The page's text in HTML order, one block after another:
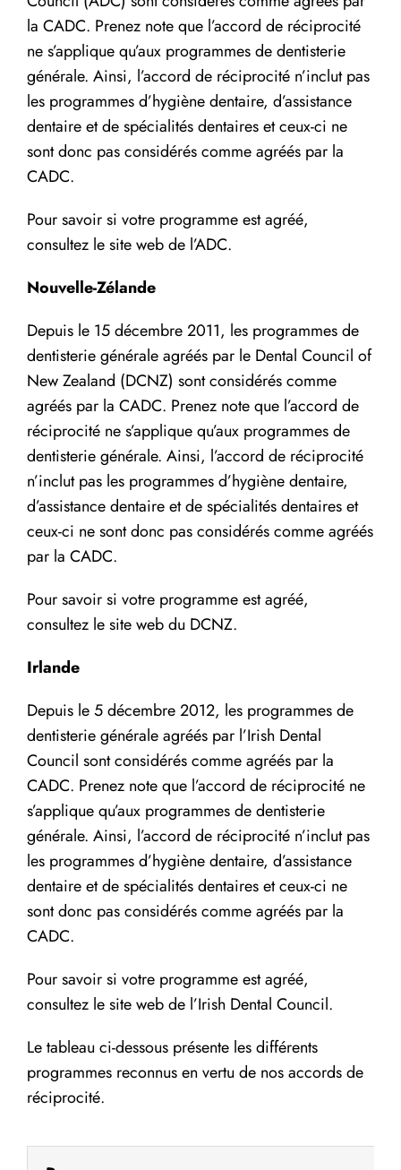
la CADC. Prenez note que l’accord de réciprocité
ne s’applique qu’aux programmes de dentisterie
générale. Ainsi, l’accord de réciprocité n’inclut pas
les programmes d’hygiène dentaire, d’assistance
dentaire et de spécialités dentaires et ceux-ci ne
sont donc pas considérés comme agréés par la
CADC.
Pour savoir si votre programme est agréé,
consultez le site web de l’ADC.
Nouvelle-Zélande
Depuis le 15 décembre 2011, les programmes de
dentisterie générale agréés par le Dental Council of
New Zealand (DCNZ) sont considérés comme
agréés par la CADC. Prenez note que l’accord de
réciprocité ne s’applique qu’aux programmes de
dentisterie générale. Ainsi, l’accord de réciprocité
n’inclut pas les programmes d’hygiène dentaire,
d’assistance dentaire et de spécialités dentaires et
ceux-ci ne sont donc pas considérés comme agréés
par la CADC.
Pour savoir si votre programme est agréé,
consultez le site web du DCNZ.
Irlande
Depuis le 5 décembre 2012, les programmes de
dentisterie générale agréés par l’Irish Dental
Council sont considérés comme agréés par la
CADC. Prenez note que l’accord de réciprocité ne
s’applique qu’aux programmes de dentisterie
générale. Ainsi, l’accord de réciprocité n’inclut pas
les programmes d’hygiène dentaire, d’assistance
dentaire et de spécialités dentaires et ceux-ci ne
sont donc pas considérés comme agréés par la
CADC.
Pour savoir si votre programme est agréé,
consultez le site web de l’Irish Dental Council.
Le tableau ci-dessous présente les différents
programmes reconnus en vertu de nos accords de
réciprocité.